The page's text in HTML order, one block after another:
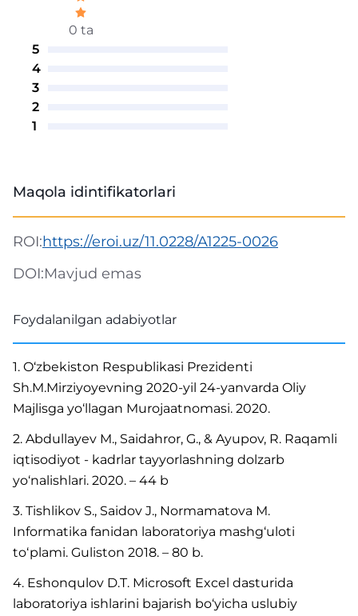
0 ta
5
4
3
2
1
Maqola idintifikatorlari
ROI:https://eroi.uz/11.0228/A1225-0026
DOI:Mavjud emas
Foydalanilgan adabiyotlar
1. O‘zbekiston Respublikasi Prezidenti
Sh.M.Mirziyoyevning 2020-yil 24-yanvarda Oliy
Majlisga yo‘llagan Murojaatnomasi. 2020.
2. Abdullayev M., Saidahror, G., & Ayupov, R. Raqamli
iqtisodiyot - kadrlar tayyorlashning dolzarb
yo‘nalishlari. 2020. – 44 b
3. Tishlikov S., Saidov J., Normamatova M.
Informatika fanidan laboratoriya mashg‘uloti
toʻplami. Guliston 2018. – 80 b.
4. Eshonqulov D.T. Microsoft Excel dasturida
laboratoriya ishlarini bajarish bo‘yicha uslubiy